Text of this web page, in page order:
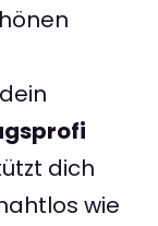
dich
wie